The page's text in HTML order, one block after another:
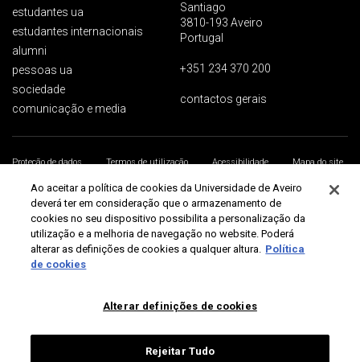
estudantes ua
estudantes internacionais
alumni
pessoas ua
sociedade
comunicação e media
Santiago
3810-193 Aveiro
Portugal
+351 234 370 200
contactos gerais
Proteção de dados Termos de utilização Acessibilidade
Mapa do site
Universidade de Aveiro 2026
Ao aceitar a política de cookies da Universidade de Aveiro
deverá ter em consideração que o armazenamento de
cookies no seu dispositivo possibilita a personalização da
utilização e a melhoria de navegação no website. Poderá
alterar as definições de cookies a qualquer altura. Política
de cookies
Alterar definições de cookies
Rejeitar Tudo